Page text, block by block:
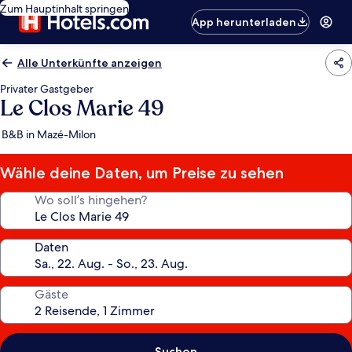
Zum Hauptinhalt springen
App herunterladen
Alle Unterkünfte anzeigen
Privater Gastgeber
Le Clos Marie 49
B&B in Mazé-Milon
Wähle deine Daten, um Preise zu sehen
Wo soll’s hingehen?
Daten
Gäste